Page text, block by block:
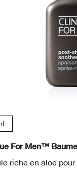
For Men™
riche en aloe